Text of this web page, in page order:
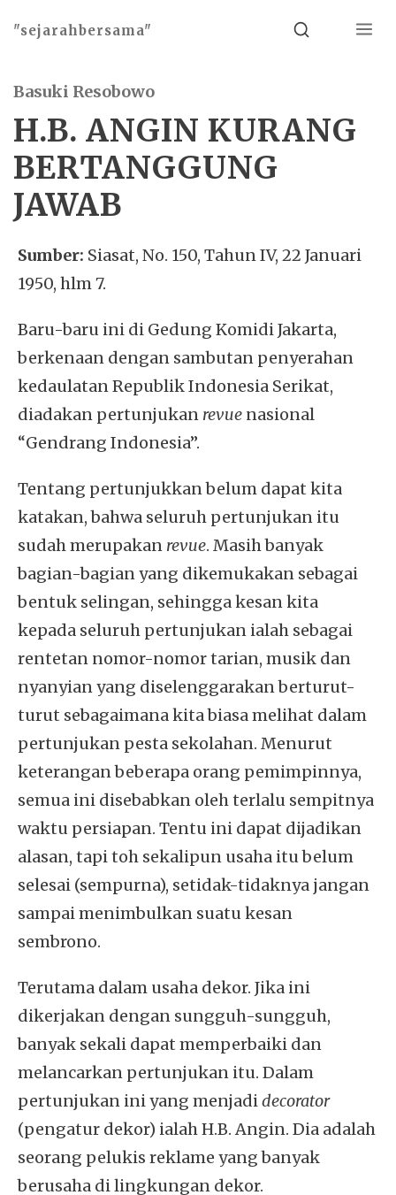
"sejarahbersama" Search Menu
Basuki Resobowo
H.B. ANGIN KURANG
BERTANGGUNG
JAWAB
Sumber: Siasat, No. 150, Tahun IV, 22 Januari
1950, hlm 7.
Baru-baru ini di Gedung Komidi Jakarta,
berkenaan dengan sambutan penyerahan
kedaulatan Republik Indonesia Serikat,
diadakan pertunjukan revue nasional
“Gendrang Indonesia”.
Tentang pertunjukkan belum dapat kita
katakan, bahwa seluruh pertunjukan itu
sudah merupakan revue. Masih banyak
bagian-bagian yang dikemukakan sebagai
bentuk selingan, sehingga kesan kita
kepada seluruh pertunjukan ialah sebagai
rentetan nomor-nomor tarian, musik dan
nyanyian yang diselenggarakan berturut-
turut sebagaimana kita biasa melihat dalam
pertunjukan pesta sekolahan. Menurut
keterangan beberapa orang pemimpinnya,
semua ini disebabkan oleh terlalu sempitnya
waktu persiapan. Tentu ini dapat dijadikan
alasan, tapi toh sekalipun usaha itu belum
selesai (sempurna), setidak-tidaknya jangan
sampai menimbulkan suatu kesan
sembrono.
Terutama dalam usaha dekor. Jika ini
dikerjakan dengan sungguh-sungguh,
banyak sekali dapat memperbaiki dan
melancarkan pertunjukan itu. Dalam
pertunjukan ini yang menjadidecorator
(pengatur dekor) ialah H.B. Angin. Dia adalah
seorang pelukis reklame yang banyak
berusaha di lingkungan dekor.